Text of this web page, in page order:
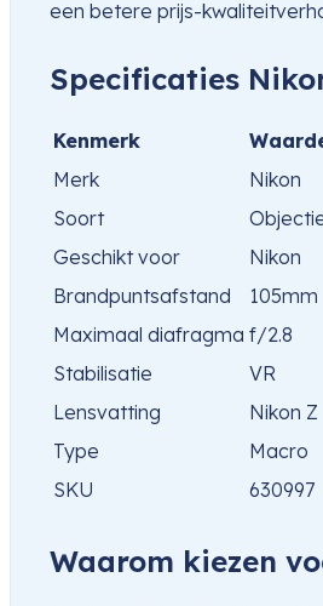
een betere prijs-
Specificaties
Kenmerk
Merk
Nikon
Soort
Geschikt voor
Nikon
Brandpuntsafstand
105mm
Maximaal diafragma f/2.8
Stabilisatie
VR
Lensvatting
Nikon Z
Type
Macro
SKU
630997
Waarom kiezen